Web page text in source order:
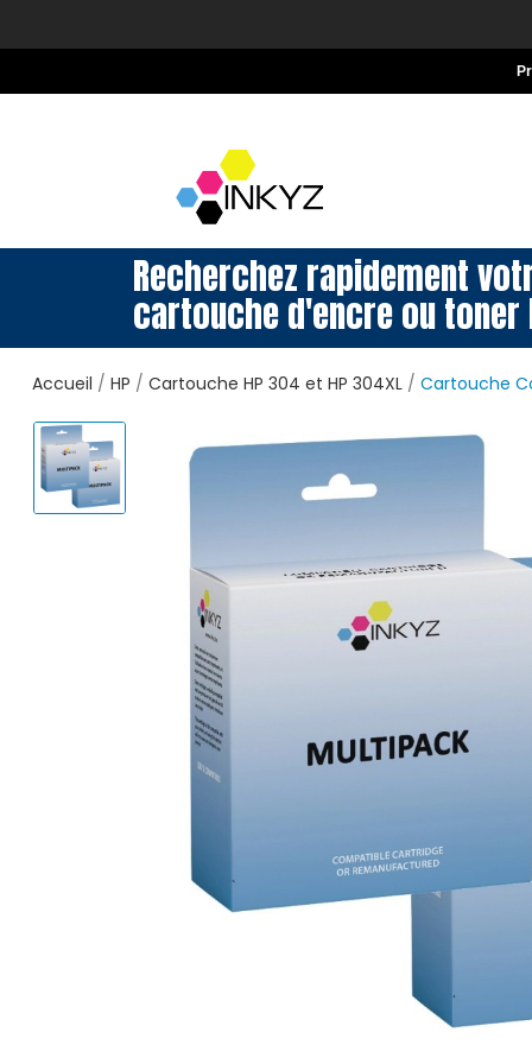
Recherchez rapidement
cartouche d'encre ou toner
Accueil HP Cartouche HP 304 et HP 304XL Cartouche